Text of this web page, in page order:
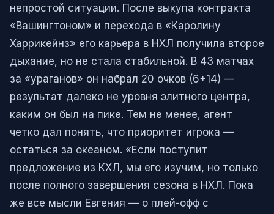
непростой ситуации. После выкупа контракта
«Вашингтоном» и перехода в «Каролину
Харрикейнз» его карьера в НХЛ получила второе
дыхание, но не стала стабильной. В 43 матчах
за «ураганов» он набрал 20 очков (6+14) —
результат далеко не уровня элитного центра,
каким он был на пике. Тем не менее, агент
четко дал понять, что приоритет игрока —
остаться за океаном. «Если поступит
предложение из КХЛ, мы его изучим, но только
после полного завершения сезона в НХЛ. Пока
же все мысли Евгения — о плей-офф с